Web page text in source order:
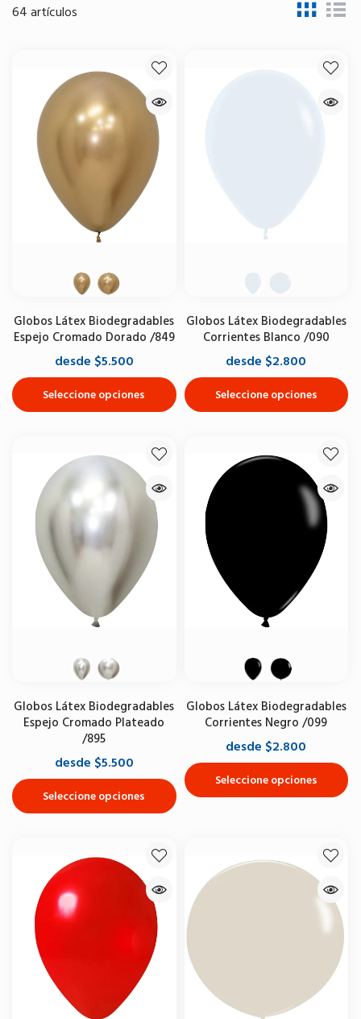
64 artículos
Globos Látex Biodegradables
Espejo Cromado Dorado /849
desde $5.500
Seleccione opciones
Globos Látex Biodegradables
Corrientes Blanco /090
desde $2.800
Seleccione opciones
Globos Látex Biodegradables
Espejo Cromado Plateado
/895
desde $5.500
Seleccione opciones
Globos Látex Biodegradables
Corrientes Negro /099
desde $2.800
Seleccione opciones